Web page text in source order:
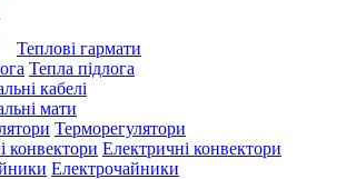
Теплові гармати
Тепла підлога
кабелі
мати
Терморегулятори
Електричні конвектори
Електрочайники